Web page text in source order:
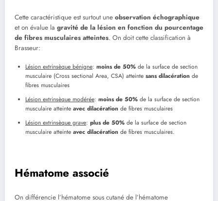
Cette caractéristique est surtout une observation échographique
et on évalue la gravité de la lésion en fonction du pourcentage
de fibres musculaires atteintes. On doit cette classification à
Brasseur:
Lésion extrinsèque bénigne: moins de 50% de la surface de section
musculaire (Cross sectional Area, CSA) atteinte sans dilacération de
fibres musculaires
Lésion extrinsèque modérée: moins de 50% de la surface de section
musculaire atteinte avec dilacération de fibres musculaires
Lésion extrinsèque grave: plus de 50% de la surface de section
musculaire atteinte avec dilacération de fibres musculaires.
Hématome associé
On différencie l’hématome sous cutané de l’hématome